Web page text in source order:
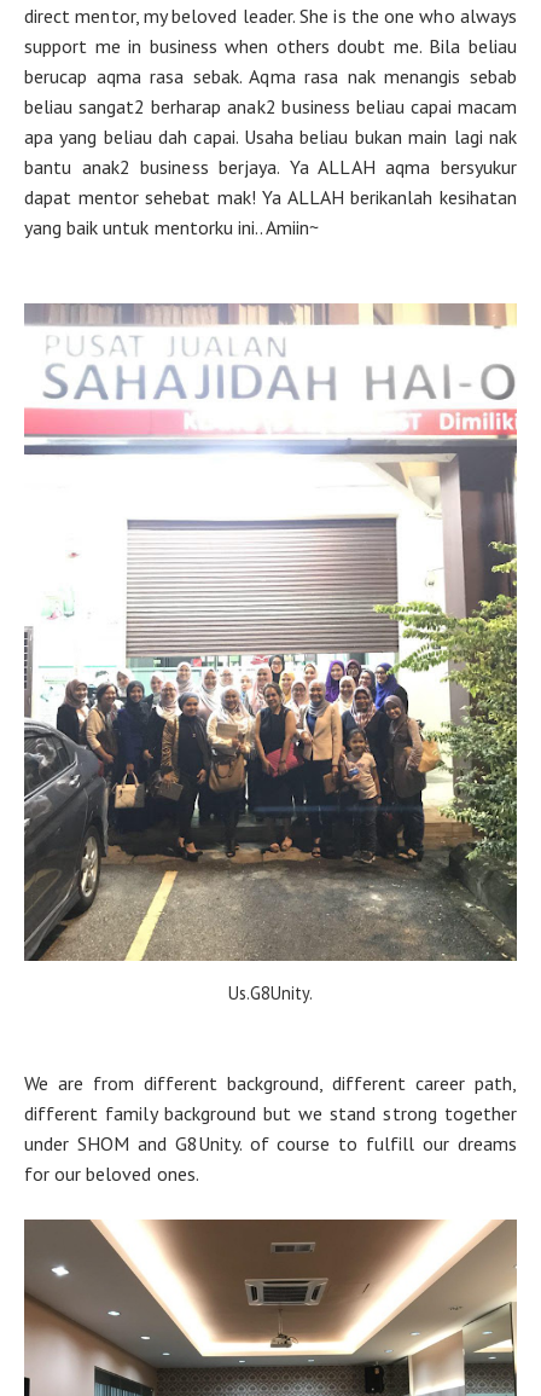
direct mentor, my beloved leader. She is the one who always
support me in business when others doubt me. Bila beliau
berucap aqma rasa sebak. Aqma rasa nak menangis sebab
beliau sangat2 berharap anak2 business beliau capai macam
apa yang beliau dah capai. Usaha beliau bukan main lagi nak
bantu anak2 business berjaya. Ya ALLAH aqma bersyukur
dapat mentor sehebat mak! Ya ALLAH berikanlah kesihatan
yang baik untuk mentorku ini.. Amiin~
Us.G8Unity.
We are from different background, different career path,
different family background but we stand strong together
under SHOM and G8Unity. of course to fulfill our dreams
for our beloved ones.